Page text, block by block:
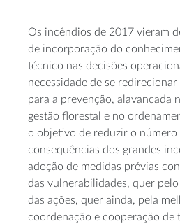
Os incêndios de 2017 vieram
de incorporação do
técnico nas decisões
necessidade de se
para a prevenção, alavancada
gestão florestal e no
o objetivo de reduzir o número
consequências dos grandes
adoção de medidas prévias
das vulnerabilidades, quer
das ações, quer ainda, pela
coordenação e cooperação de